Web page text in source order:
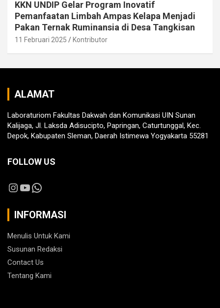
KKN UNDIP Gelar Program Inovatif
Pemanfaatan Limbah Ampas Kelapa Menjadi
Pakan Ternak Ruminansia di Desa Tangkisan
11 Februari 2025 Kontributor
ALAMAT
Laboraturiom Fakultas Dakwah dan Komunikasi UIN Sunan
Kalijaga, Jl. Laksda Adisucipto, Papringan, Caturtunggal, Kec.
Depok, Kabupaten Sleman, Daerah Istimewa Yogyakarta 55281
FOLLOW US
Instagram
YouTube
WhatsApp
INFORMASI
Menulis Untuk Kami
Susunan Redaksi
Contact Us
Tentang Kami